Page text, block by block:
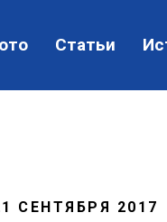
Статьи
СЕНТЯБРЯ 2017